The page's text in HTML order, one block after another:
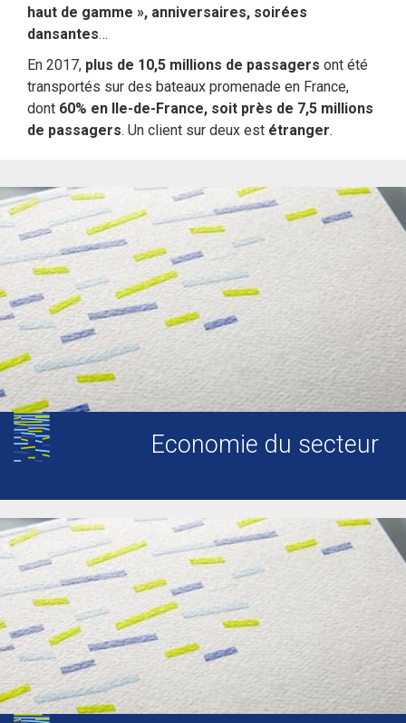
haut de gamme », anniversaires, soirées
dansantes…
En 2017, plus de 10,5 millions de passagers ont été
transportés sur des bateaux promenade en France,
dont 60% en Ile-de-France, soit près de 7,5 millions
de passagers. Un client sur deux est étranger.
Economie du secteur